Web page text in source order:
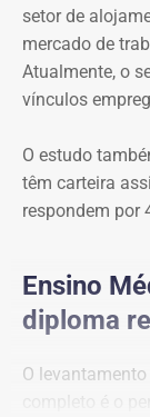
setor de
mercado de
Atualmente, o
vínculos
O estudo
têm carteira
respondem por
Ensino
diploma
O